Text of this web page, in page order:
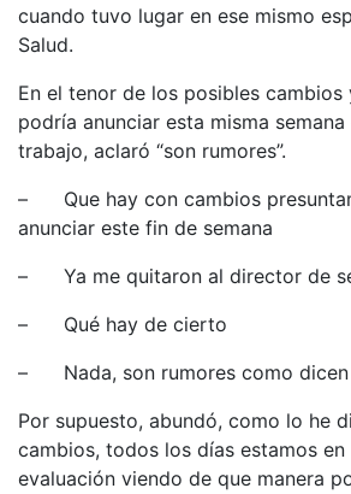
cuando tuvo lugar en ese mismo
Salud.
En el tenor de los posibles cambios
podría anunciar esta misma
trabajo, aclaró “son rumores”.
– Que hay con cambios
anunciar este fin de semana
– Ya me quitaron al director de
– Qué hay de cierto
– Nada, son rumores como dicen
Por supuesto, abundó, como lo he
cambios, todos los días estamos
evaluación viendo de que manera